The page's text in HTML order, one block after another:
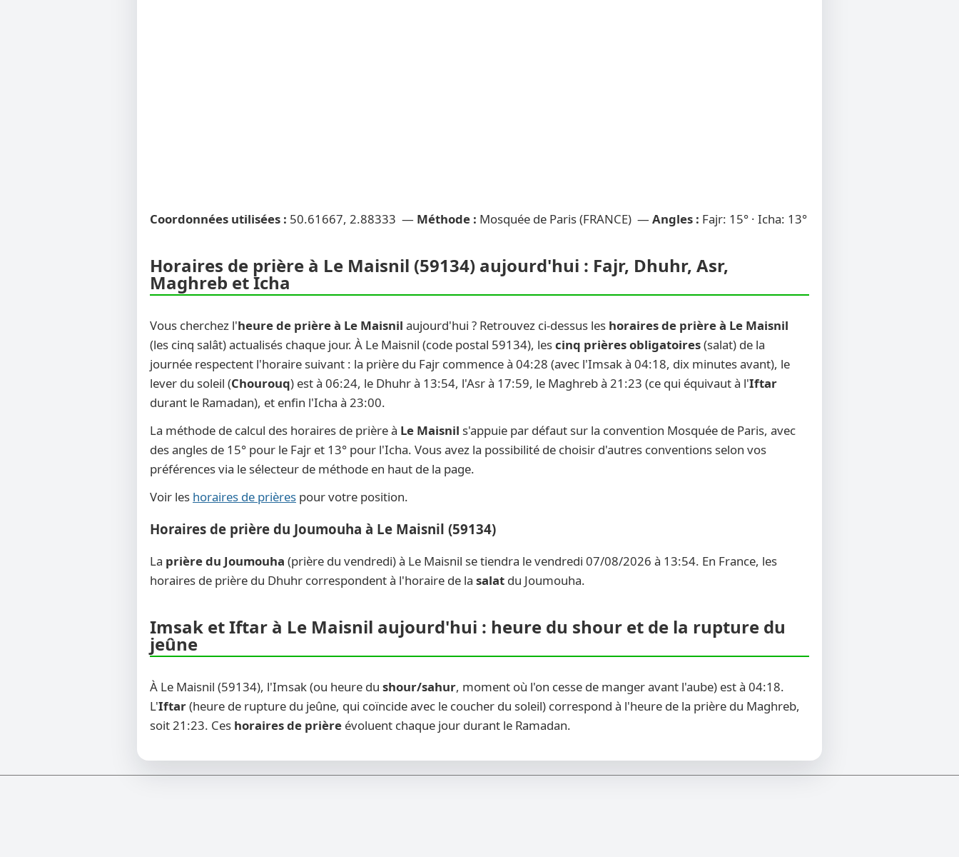
Coordonnées utilisées : 50.61667, 2.88333 — Méthode : Mosquée de Paris (FRANCE) — Angles : Fajr: 15° · Icha: 13°
Horaires de prière à Le Maisnil (59134) aujourd'hui : Fajr, Dhuhr, Asr,
Maghreb et Icha
Vous cherchez l'heure de prière à Le Maisnil aujourd'hui ? Retrouvez ci-dessus les horaires de prière à Le Maisnil
(les cinq salât) actualisés chaque jour. À Le Maisnil (code postal 59134), lescinq prières obligatoires(salat) de la
journée respectent l'horaire suivant : la prière du Fajr commence à 04:28 (avec l'Imsak à 04:18, dix minutes avant), le
lever du soleil (Chourouq) est à 06:24, le Dhuhr à 13:54, l'Asr à 17:59, le Maghreb à 21:23 (ce qui équivaut à l'Iftar
durant le Ramadan), et enfin l'Icha à 23:00.
La méthode de calcul des horaires de prière à Le Maisnil s'appuie par défaut sur la convention Mosquée de Paris, avec
des angles de 15° pour le Fajr et 13° pour l'Icha. Vous avez la possibilité de choisir d'autres conventions selon vos
préférences via le sélecteur de méthode en haut de la page.
Voir les horaires de prières pour votre position.
Horaires de prière du Joumouha à Le Maisnil (59134)
La prière du Joumouha (prière du vendredi) à Le Maisnil se tiendra le vendredi 07/08/2026 à 13:54. En France, les
horaires de prière du Dhuhr correspondent à l'horaire de la salat du Joumouha.
Imsak et Iftar à Le Maisnil aujourd'hui : heure du shour et de la rupture du
jeûne
À Le Maisnil (59134), l'Imsak (ou heure du shour/sahur, moment où l'on cesse de manger avant l'aube) est à 04:18.
L'Iftar(heure de rupture du jeûne, qui coïncide avec le coucher du soleil) correspond à l'heure de la prière du Maghreb,
soit 21:23. Ces horaires de prière évoluent chaque jour durant le Ramadan.